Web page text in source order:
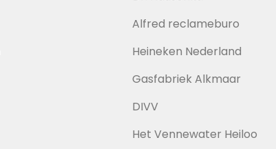
Alfred reclameburo
Heineken Nederland
Gasfabriek Alkmaar
DIVV
Het Vennewater Heiloo